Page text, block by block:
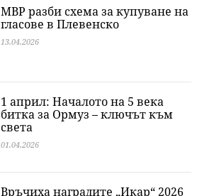
МВР разби схема за купуване на
гласове в Плевенско
13.04.2026
1 април: Началото на 5 века
битка за Ормуз – ключът към
света
01.04.2026
Връчиха наградите „Икар“ 2026